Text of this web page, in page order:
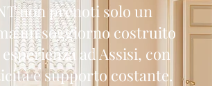
non prenoti solo un
un soggiorno costruito
ad Assisi, con
e supporto costante.